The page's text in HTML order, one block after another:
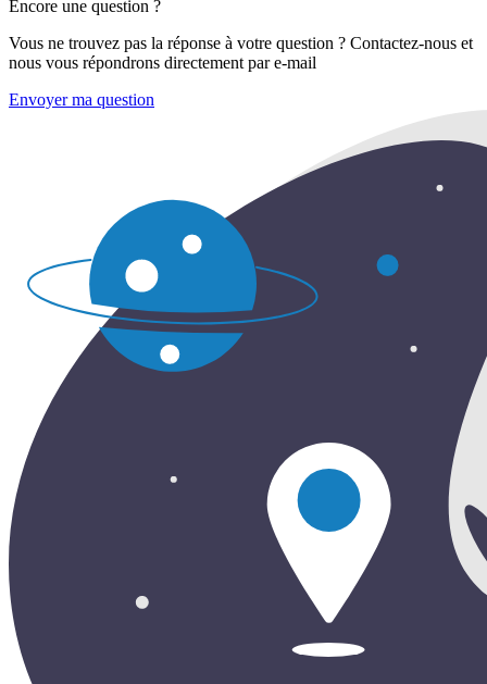
Encore une question ?
Vous ne trouvez pas la réponse à votre question ? Contactez-nous et
nous vous répondrons directement par e-mail
Envoyer ma question